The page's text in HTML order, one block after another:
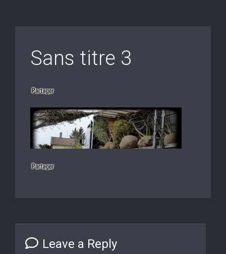
Sans titre 3
Leave a Reply